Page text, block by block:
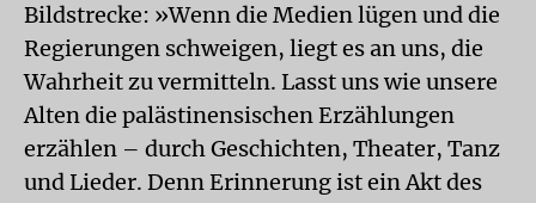
Bildstrecke: »Wenn die Medien lügen und die
Regierungen schweigen, liegt es an uns, die
Wahrheit zu vermitteln. Lasst uns wie unsere
Alten die palästinensischen Erzählungen
erzählen – durch Geschichten, Theater, Tanz
und Lieder. Denn Erinnerung ist ein Akt des